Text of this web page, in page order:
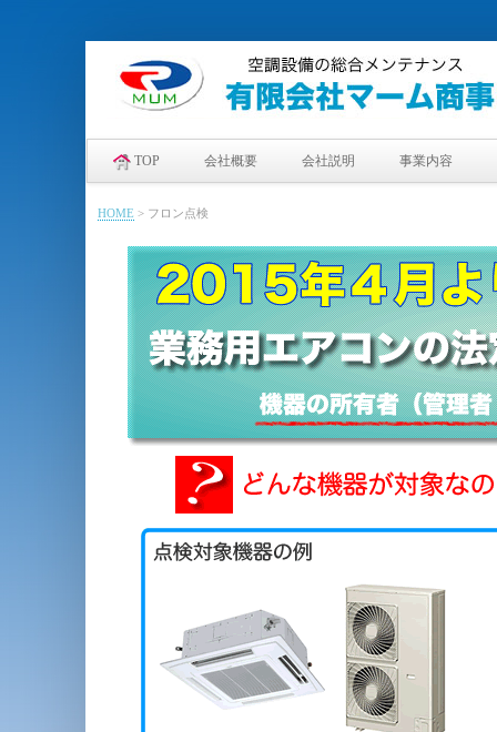
TOP 会社概要 会社説明 事業内容
HOME > フロン点検